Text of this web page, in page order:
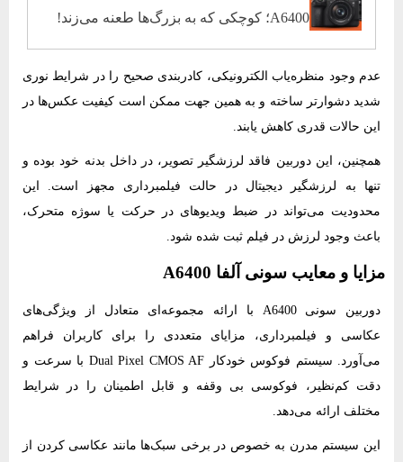
A6400؛ کوچکی که به بزرگ‌ها طعنه می‌زند!
عدم وجود منظره‌یاب الکترونیکی، کادربندی صحیح را در شرایط نوری
شدید دشوارتر ساخته و به همین جهت ممکن است کیفیت عکس‌ها در
این حالات قدری کاهش یابند.
همچنین، این دوربین فاقد لرزشگیر تصویر، در داخل بدنه خود بوده و
تنها به لرزشگیر دیجیتال در حالت فیلمبرداری مجهز است. این
محدودیت می‌تواند در ضبط ویدیوهای در حرکت یا سوژه متحرک،
باعث وجود لرزش در فیلم ثبت شده شود.
مزایا و معایب سونی آلفا A6400
دوربین سونی A6400
با ارائه مجموعه‌ای متعادل از ویژگی‌های
عکاسی و فیلمبرداری، مزایای متعددی را برای کاربران فراهم
می‌آورد. سیستم فوکوس خودکار Dual Pixel CMOS AF با سرعت و
دقت کم‌نظیر، فوکوسی بی وقفه و قابل اطمینان را در شرایط
مختلف ارائه می‌دهد.
این سیستم مدرن به خصوص در برخی سبک‌ها مانند عکاسی کردن از